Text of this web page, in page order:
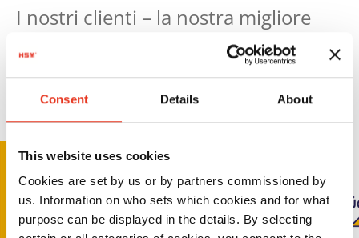
Consent Details About
This website uses cookies
Cookies are set by us or by partners commissioned by
us. Information on who sets which cookies and for what
purpose can be displayed in the details. By selecting
I nostri clienti – la nostra migliore